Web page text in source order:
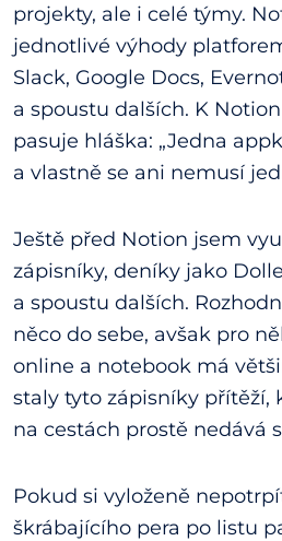
projekty, ale i celé týmy.
jednotlivé výhody
Slack, Google Docs,
a spoustu dalších. K
pasuje hláška: „Jedna
a vlastně se ani nemusí
Ještě před Notion jsem
zápisníky, deníky jako
a spoustu dalších.
něco do sebe, avšak pro
online a notebook má
staly tyto zápisníky přítěží,
na cestách prostě nedává
Pokud si vyloženě
škrábajícího pera po listu